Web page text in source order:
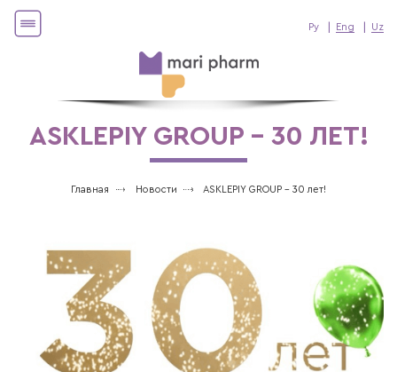
Ру Eng Uz
ASKLEPIY GROUP - 30 ЛЕТ!
Главная Новости ASKLEPIY GROUP - 30 лет!